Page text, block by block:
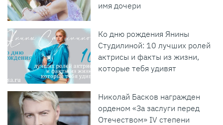
имя дочери
Ко дню рождения Янины
Студилиной: 10 лучших ролей
актрисы и факты из жизни,
которые тебя удивят
Николай Басков награжден
орденом «За заслуги перед
Отечеством» IV степени